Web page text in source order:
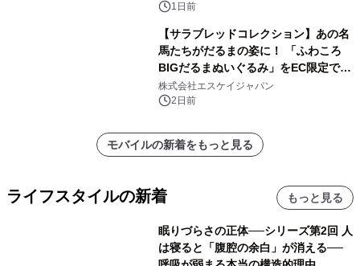
1日前
【サラブレッドコレクション】あの名
馬たちがだるまの姿に！ 「ふわころ
BIGだるまぬいぐるみ」をEC限定で受
注販売開始
株式会社エスケイジャパン
2日前
モバイルの新着をもっと見る
ライフスタイルの新着 もっと見る
眠りづらさの正体──シリーズ第2回 人
は寝ると「腹腔の余白」が消える──